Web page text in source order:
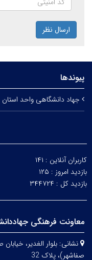
ارسال نظر
پیوندها
جهاد دانشگاهی واحد
کاربران آنلاین : ۱۴۱
بازدید امروز : ۱۲۵
بازدید کل : ۳۴۴۷۲۴
معاونت فرهنگی
نشانی: بلوار الغدیر،
صفاشهر)، پلاک 32